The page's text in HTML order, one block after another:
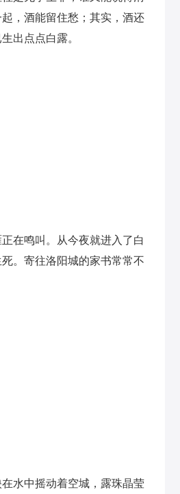
，酒能留住愁；其实，酒还
出点点白露。
在鸣叫。从今夜就进入了白
。寄往洛阳城的家书常常不
水中摇动着空城，露珠晶莹